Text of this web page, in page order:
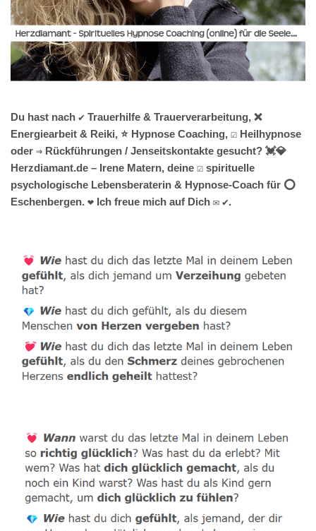
Du hast nach ✔️ Trauerhilfe & Trauerverarbeitung, ❌
Energiearbeit & Reiki, ⭐ Hypnose Coaching, ☑️ Heilhypnose
oder ⇒ Rückführungen / Jenseitskontakte gesucht? 💓️💎
Herzdiamant.de – Irene Matern, deine ☑️ spirituelle
psychologische Lebensberaterin & Hypnose-Coach für ⭕
Eschenbergen. ❤ Ich freue mich auf Dich ✉ ✔.